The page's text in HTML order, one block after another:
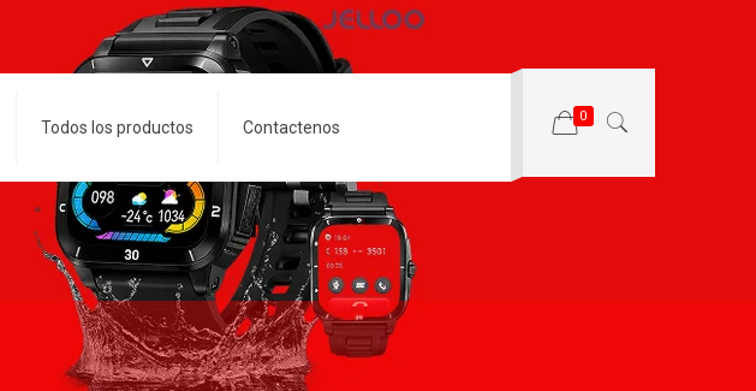
Todos los productos Contactenos
0